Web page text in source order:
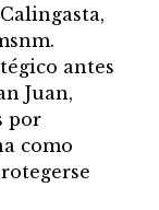
antes
Juan,
por
como